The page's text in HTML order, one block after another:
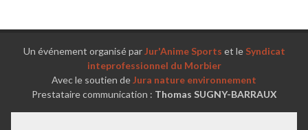
Un événement organisé parJur'Anime Sports et le Syndicat
inteprofessionnel du Morbier
Avec le soutien deJura nature environnement
Prestataire communication : Thomas SUGNY-BARRAUX